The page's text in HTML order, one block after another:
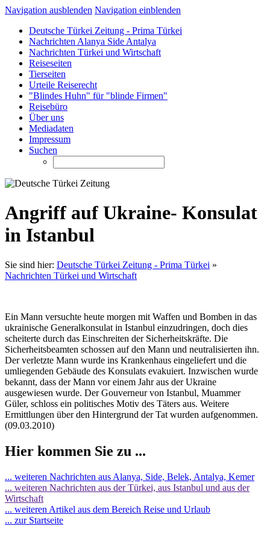
Navigation ausblenden Navigation einblenden
Deutsche Türkei Zeitung - Prima Türkei
Nachrichten Alanya Side Antalya
Nachrichten Türkei und Wirtschaft
Reiseseiten
Tierseiten
Urteile Reiserecht
"Blindes Huhn" für "blinde Firmen"
Reisebüro
Über uns
Mediadaten
Impressum
Suchen
Angriff auf Ukraine- Konsulat
in Istanbul
Sie sind hier: Deutsche Türkei Zeitung - Prima Türkei »
Nachrichten Türkei und Wirtschaft
Ein Mann versuchte heute morgen mit Waffen und Bomben in das
ukrainische Generalkonsulat in Istanbul einzudringen, doch dies
scheiterte durch das Einschreiten der Sicherheitskräfte. Die
Sicherheitsbeamten schossen auf den Mann und neutralisierten ihn.
Der verletzte Mann wurde ins Krankenhaus eingeliefert und die
umliegenden Gebäude des Konsulats evakuiert. Inzwischen wurde
bekannt, dass der Mann vor einem Jahr aus der Ukraine
ausgewiesen wurde. Der Gouverneur von Istanbul, Muammer
Güler, schloss ein politisches Motiv des Täters aus. Weitere
Ermittlungen über den Hintergrund der Tat wurden aufgenommen.
(09.03.2010)
Hier kommen Sie zu ...
... weiteren Nachrichten aus Alanya, Side, Belek, Antalya, Kemer
... weiteren Nachrichten aus der Türkei, aus Istanbul und aus der
Wirtschaft
... weiteren Artikel aus dem Bereich Reise und Urlaub
... zur Startseite